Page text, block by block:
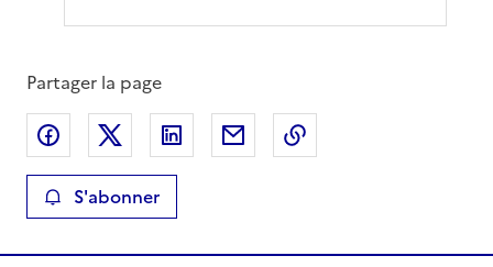
Partager la page
Partager sur Facebook
Partager sur XPartager sur LinkedIn
Partager par email
S'abonner